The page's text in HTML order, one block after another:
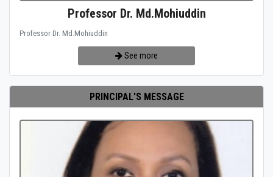
Professor Dr. Md.Mohiuddin
Professor Dr. Md.Mohiuddin
See more
PRINCIPAL'S MESSAGE